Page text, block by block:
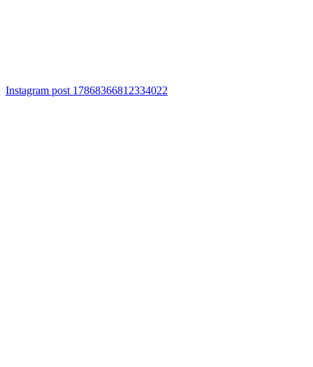
Instagram post 17868366812334022